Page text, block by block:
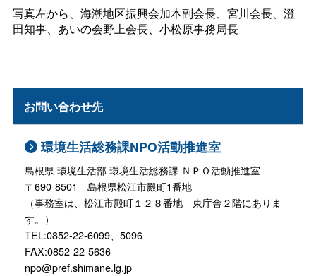
写真左から、海潮地区振興会加本副会長、宮川会長、澄
田知事、あいの会野上会長、小松原事務局長
お問い合わせ先
環境生活総務課NPO活動推進室
島根県 環境生活部 環境生活総務課 ＮＰＯ活動推進室
〒690-8501 島根県松江市殿町1番地
（事務室は、松江市殿町１２８番地 東庁舎２階にありま
す。）
TEL:0852-22-6099、5096
FAX:0852-22-5636
npo@pref.shimane.lg.jp